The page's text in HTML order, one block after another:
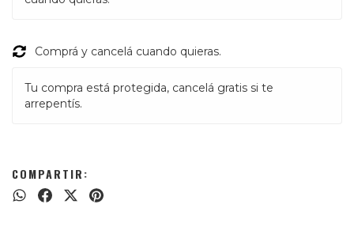
Comprá y cancelá cuando quieras.
Tu compra está protegida, cancelá gratis si te
arrepentís.
COMPARTIR: